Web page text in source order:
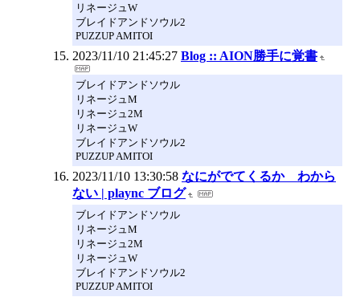
リネージュW
ブレイドアンドソウル2
PUZZUP AMITOI
2023/11/10 21:45:27 Blog :: AION勝手に覚書
ブレイドアンドソウル
リネージュM
リネージュ2M
リネージュW
ブレイドアンドソウル2
PUZZUP AMITOI
2023/11/10 13:30:58 なにがでてくるか わから
ない | plaync ブログ
ブレイドアンドソウル
リネージュM
リネージュ2M
リネージュW
ブレイドアンドソウル2
PUZZUP AMITOI